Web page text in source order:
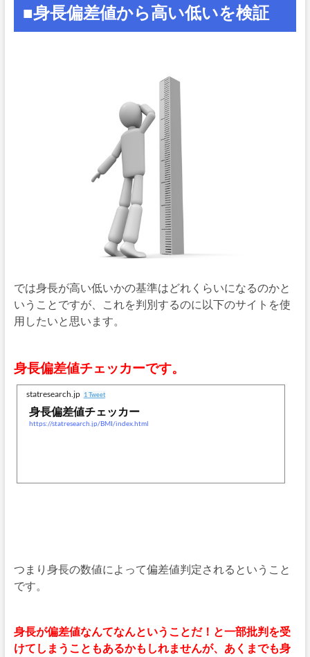
■身長偏差値から高い低いを検証
では身長が高い低いかの基準はどれくらいになるのかと
いうことですが、これを判別するのに以下のサイトを使
用したいと思います。
身長偏差値チェッカーです。
statresearch.jp 1 Tweet
身長偏差値チェッカー
https://statresearch.jp/BMI/index.html
つまり身長の数値によって偏差値判定されるということ
です。
身長が偏差値なんてなんということだ！と一部批判を受
けてしまうこともあるかもしれませんが、あくまでも身